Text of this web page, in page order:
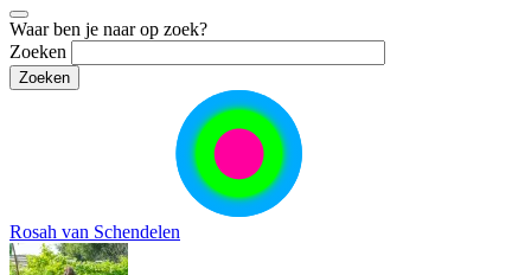
Waar ben je naar op zoek?
Zoeken
Rosah van Schendelen